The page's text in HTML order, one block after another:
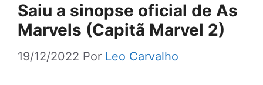
Saiu a sinopse oficial de As
Marvels (Capitã Marvel 2)
19/12/2022 Por Leo Carvalho